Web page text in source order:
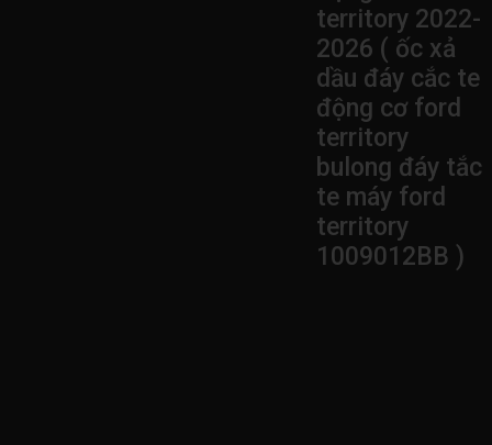
territory 2022-
2026 ( ốc xả
dầu đáy cắc te
động cơ ford
territory
bulong đáy tắc
te máy ford
territory
1009012BB )